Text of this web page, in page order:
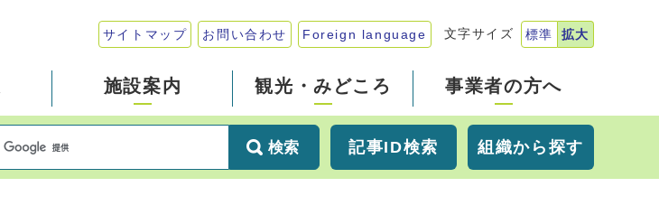
サイトマップ お問い合わせ Foreign language 文字サイズ 標準 拡大
施設案内 観光・みどころ 事業者の方へ
検索 記事ID検索 組織から探す